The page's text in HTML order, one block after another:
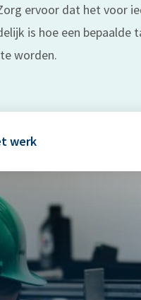
ervoor dat het voor
is hoe een bepaalde
worden.
werk